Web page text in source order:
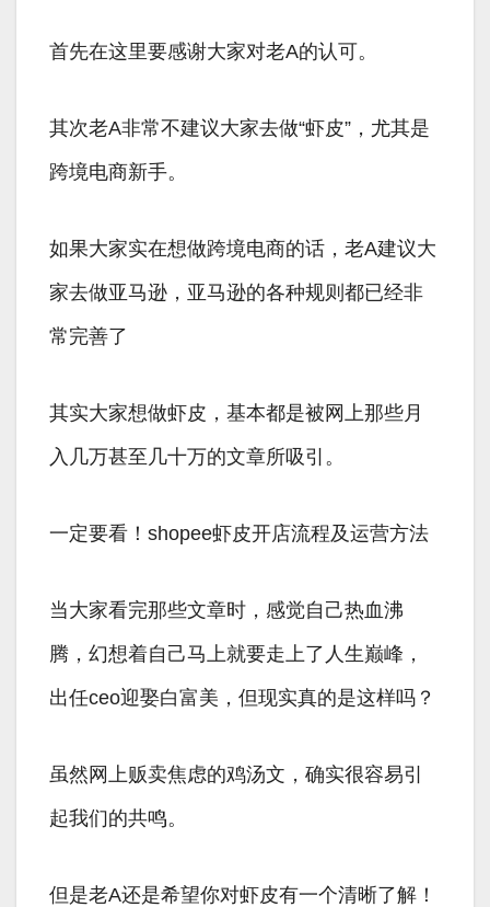
首先在这里要感谢大家对老A的认可。
其次老A非常不建议大家去做“虾皮”，尤其是
跨境电商新手。
如果大家实在想做跨境电商的话，老A建议大
家去做亚马逊，亚马逊的各种规则都已经非
常完善了
其实大家想做虾皮，基本都是被网上那些月
入几万甚至几十万的文章所吸引。
一定要看！shopee虾皮开店流程及运营方法
当大家看完那些文章时，感觉自己热血沸
腾，幻想着自己马上就要走上了人生巅峰，
出任ceo迎娶白富美，但现实真的是这样吗？
虽然网上贩卖焦虑的鸡汤文，确实很容易引
起我们的共鸣。
但是老A还是希望你对虾皮有一个清晰了解！